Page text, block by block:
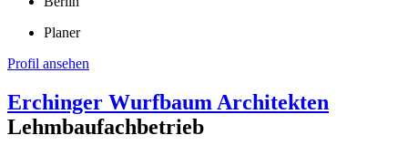
Planer
Profil ansehen
Erchinger Wurfbaum Architekten
Lehmbaufachbetrieb